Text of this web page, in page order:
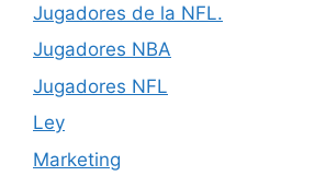
Jugadores de la NFL.
Jugadores NBA
Jugadores NFL
Ley
Marketing